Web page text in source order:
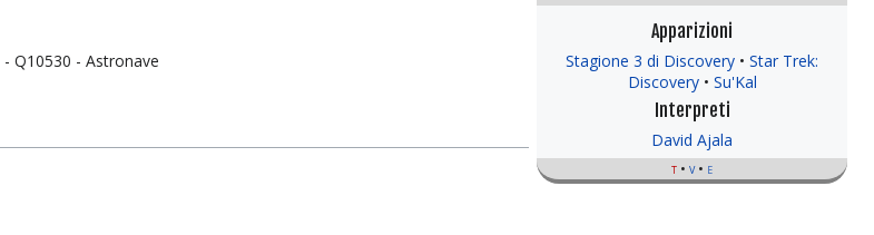
Apparizioni
Stagione 3 di Discovery
Star Trek:
Discovery
Su'Kal
Interpreti
David Ajala
t v e
- Q10530 - Astronave